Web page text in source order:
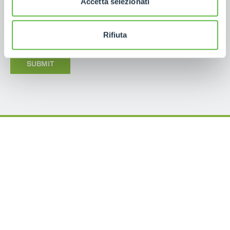
Rifiuta
with Article 13 of the EU Regulation 2016/679